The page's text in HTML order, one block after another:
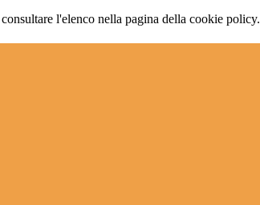
l'elenco nella pagina della cookie policy.